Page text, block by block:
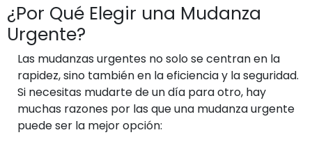
¿Por Qué Elegir una Mudanza
Urgente?
Las mudanzas urgentes no solo se centran en la
rapidez, sino también en la eficiencia y la seguridad.
Si necesitas mudarte de un día para otro, hay
muchas razones por las que una mudanza urgente
puede ser la mejor opción: